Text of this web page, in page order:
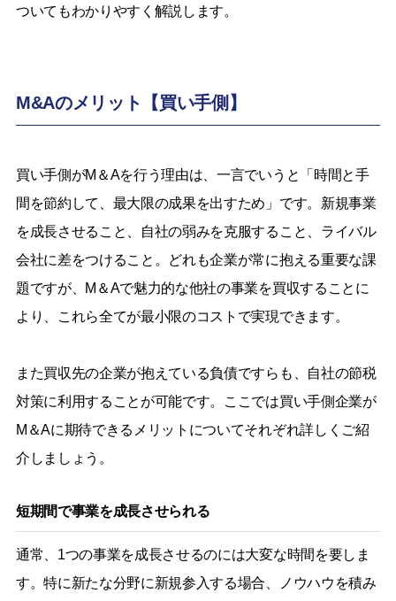
ついてもわかりやすく解説します。
M&Aのメリット【買い手側】
買い手側がM＆Aを行う理由は、一言でいうと「時間と手
間を節約して、最大限の成果を出すため」です。新規事業
を成長させること、自社の弱みを克服すること、ライバル
会社に差をつけること。どれも企業が常に抱える重要な課
題ですが、M＆Aで魅力的な他社の事業を買収することに
より、これら全てが最小限のコストで実現できます。
また買収先の企業が抱えている負債ですらも、自社の節税
対策に利用することが可能です。ここでは買い手側企業が
M＆Aに期待できるメリットについてそれぞれ詳しくご紹
介しましょう。
短期間で事業を成長させられる
通常、1つの事業を成長させるのには大変な時間を要しま
す。特に新たな分野に新規参入する場合、ノウハウを積み